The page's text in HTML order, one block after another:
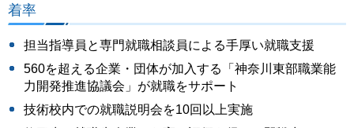
着率
担当指導員と専門就職相談員による手厚い就職支援
560を超える企業・団体が加入する「神奈川東部職業能
力開発推進協議会」が就職をサポート
技術校内での就職説明会を10回以上実施